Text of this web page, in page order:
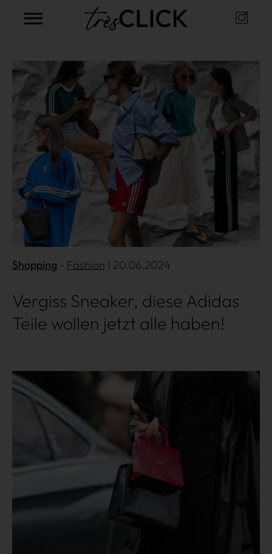
Shopping Fashion | 20.06.2024
Vergiss Sneaker, diese Adidas
Teile wollen jetzt alle haben!
Mehr lesen
Mehr lesen